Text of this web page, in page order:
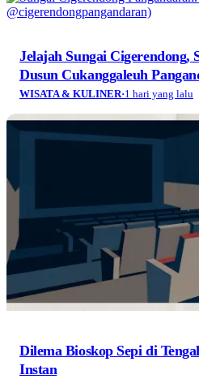
Jelajah Sungai Cigerendong,
Dusun Cukanggaleuh
WISATA & KULINER·1 hari yang lalu
Dilema Bioskop Sepi di
Instan